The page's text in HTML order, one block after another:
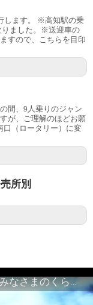
します。 ※高知駅の乗
りました。※送迎車の
すので、こちらを目印
間、9人乗りのジャン
が、ご理解のほどお願
（ロータリー）に変
所別
地方競馬プロモーションビデオ「みなさまのくらしのために」30秒篇｜NAR公式